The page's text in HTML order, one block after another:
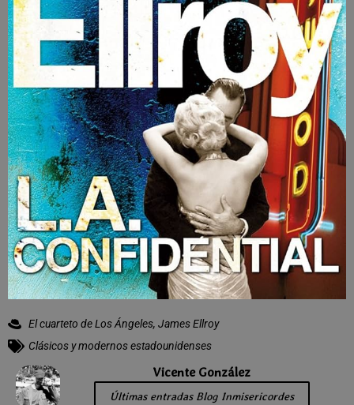
El cuarteto de Los Ángeles, James Ellroy
Clásicos y modernos estadounidenses
Vicente González
Últimas entradas Blog Inmisericordes